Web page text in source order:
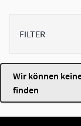
FILTER
Wir können
finden